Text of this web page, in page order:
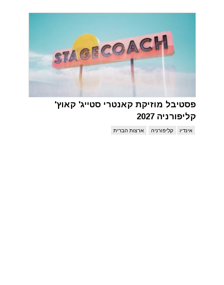
פסטיבל מוזיקת קאנטרי סטייג' קאוץ'
קליפורניה 2027
אינדיו קליפורניה ארצות הברית